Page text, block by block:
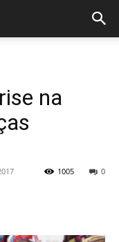
na
0
1005